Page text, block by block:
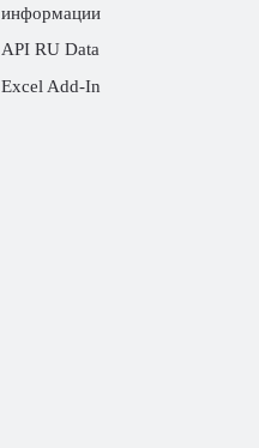
информации
API RU Data
Excel Add-In